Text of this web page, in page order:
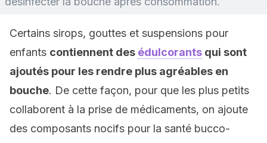
Certains sirops, gouttes et suspensions pour
enfants contiennent des édulcorants qui sont
ajoutés pour les rendre plus agréables en
bouche. De cette façon, pour que les plus petits
collaborent à la prise de médicaments, on ajoute
des composants nocifs pour la santé bucco-